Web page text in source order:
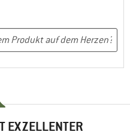
EXZELLENTER